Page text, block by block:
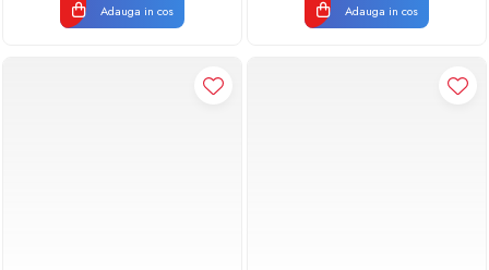
Adauga in cos Adauga in cos